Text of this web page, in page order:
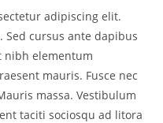
adipiscing elit.
Sed cursus ante dapibus
nibh elementum
mauris. Fusce nec
massa. Vestibulum
taciti sociosqu ad litora